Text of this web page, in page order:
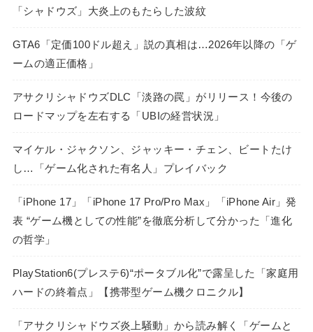
「シャドウズ」大炎上のもたらした波紋
GTA6「定価100ドル超え」説の真相は…2026年以降の「ゲ
ームの適正価格」
アサクリシャドウズDLC「淡路の罠」がリリース！今後の
ロードマップを左右する「UBIの経営状況」
マイケル・ジャクソン、ジャッキー・チェン、ビートたけ
し…「ゲーム化された有名人」プレイバック
「iPhone 17」「iPhone 17 Pro/Pro Max」「iPhone Air」発
表 “ゲーム機としての性能”を徹底分析して分かった「進化
の哲学」
PlayStation6(プレステ6)“ポータブル化”で露呈した「家庭用
ハードの終着点」【携帯型ゲーム機クロニクル】
「アサクリシャドウズ炎上騒動」から読み解く「ゲームと